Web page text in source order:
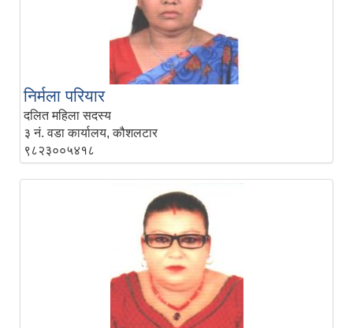
निर्मला परियार
दलित महिला सदस्य
३ नं. वडा कार्यालय, कौशलटार
९८२३००५४१८